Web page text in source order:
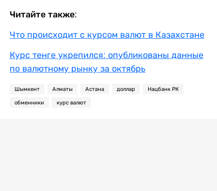
Читайте также:
Что происходит с курсом валют в Казахстане
Курс тенге укрепился: опубликованы данные
по валютному рынку за октябрь
Шымкент Алматы Астана доллар Нацбанк РК
обменники курс валют